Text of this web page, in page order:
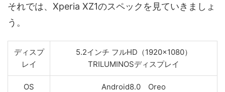
それでは、Xperia XZ1のスペックを見ていきましょ
う。
ディスプ
レイ
5.2インチ フルHD（1920×1080）
TRILUMINOSディスプレイ
OS Android8.0 Oreo